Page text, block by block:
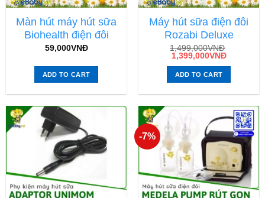
Màn hút máy hút sữa
Biohealth điện đôi
59,000VNĐ
ADD TO CART
Máy hút sữa điện đôi
Rozabi Deluxe
1,499,000VNĐ
1,399,000VNĐ
ADD TO CART
-7%